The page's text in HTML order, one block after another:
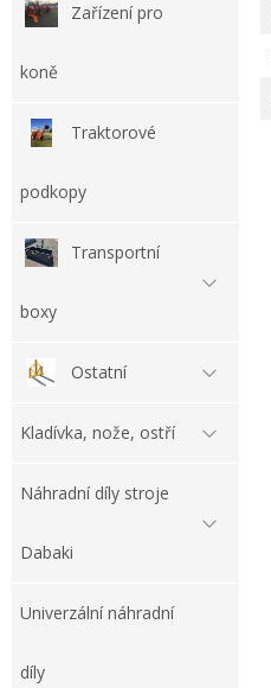
Zařízení pro
koně
Traktorové
podkopy
Transportní
boxy
Ostatní
Kladívka, nože, ostří
Náhradní díly stroje
Dabaki
Univerzální náhradní
díly